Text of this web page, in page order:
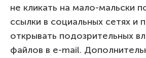
не кликать на мало-мальски
ссылки в социальных сетях и
открывать подозрительных
файлов в e-mail.